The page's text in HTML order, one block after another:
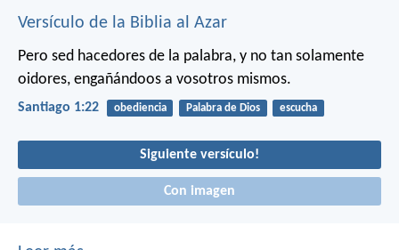
Versículo de la Biblia al Azar
Pero sed hacedores de la palabra, y no tan solamente
oidores, engañándoos a vosotros mismos.
Santiago 1:22 obediencia Palabra de Dios escucha
Siguiente versículo!
Con imagen